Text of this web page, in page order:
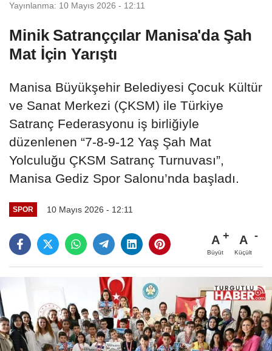
Yayınlanma: 10 Mayıs 2026 - 12:11
Minik Satranççılar Manisa'da Şah
Mat İçin Yarıştı
Manisa Büyükşehir Belediyesi Çocuk Kültür
ve Sanat Merkezi (ÇKSM) ile Türkiye
Satranç Federasyonu iş birliğiyle
düzenlenen “7-8-9-12 Yaş Şah Mat
Yolculuğu ÇKSM Satranç Turnuvası”,
Manisa Gediz Spor Salonu’nda başladı.
SPOR 10 Mayıs 2026 - 12:11
A
Büyüt
A
Küçült